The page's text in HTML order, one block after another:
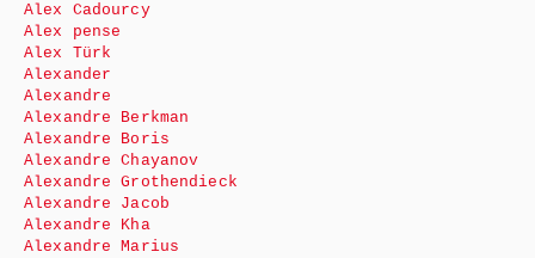
Alex Cadourcy
Alex pense
Alex Türk
Alexander
Alexandre
Alexandre Berkman
Alexandre Boris
Alexandre Chayanov
Alexandre Grothendieck
Alexandre Jacob
Alexandre Kha
Alexandre Marius